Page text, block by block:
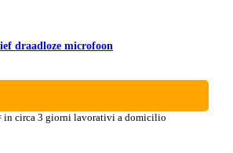
draadloze microfoon
in circa 3 giorni lavorativi a domicilio